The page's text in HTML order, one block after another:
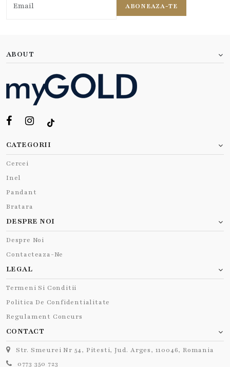
ABONEAZA-TE
ABOUT
CATEGORII
Cercei
Inel
Pandant
Bratara
DESPRE NOI
Despre Noi
Contacteaza-Ne
LEGAL
Termeni Si Conditii
Politica De Confidentialitate
Regulament Concurs
CONTACT
Str. Smeurei Nr 54, Pitesti, Jud. Arges, 110046, Romania
0773 350 723